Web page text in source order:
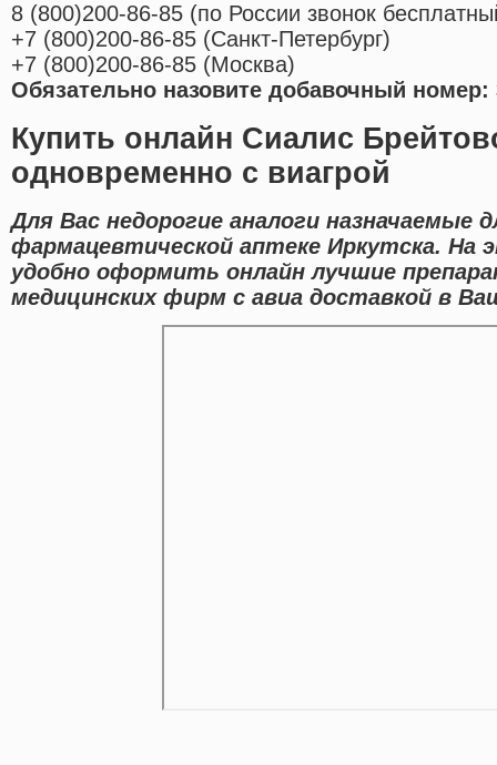
8 (800)200-86-85 (по России звонок
+7 (800)200-86-85 (Санкт-Петербург)
+7 (800)200-86-85 (Москва)
Обязательно назовите добавочный номер:
Купить онлайн Сиалис
одновременно с виагрой
Для Вас недорогие аналоги назначаемые
фармацевтической аптеке Иркутска.
удобно оформить онлайн лучшие
медицинских фирм с авиа доставкой в